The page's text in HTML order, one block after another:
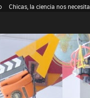
Chicas, la ciencia nos necesita